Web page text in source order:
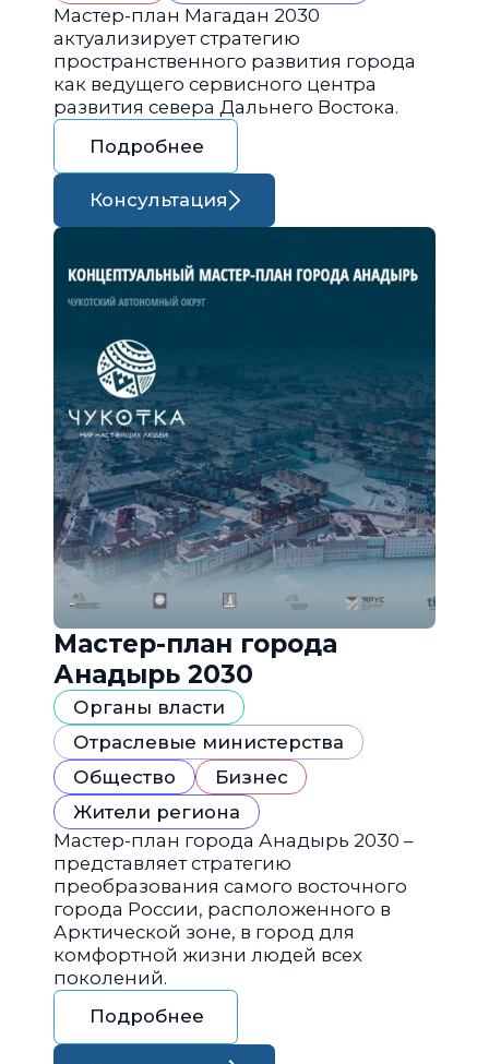
Мастер-план Магадан 2030
актуализирует стратегию
пространственного развития города
как ведущего сервисного центра
развития севера Дальнего Востока.
Подробнее
Консультация
Мастер-план города
Анадырь 2030
Органы власти
Отраслевые министерства
Общество
Бизнес
Жители региона
Мастер-план города Анадырь 2030 –
представляет стратегию
преобразования самого восточного
города России, расположенного в
Арктической зоне, в город для
комфортной жизни людей всех
поколений.
Подробнее